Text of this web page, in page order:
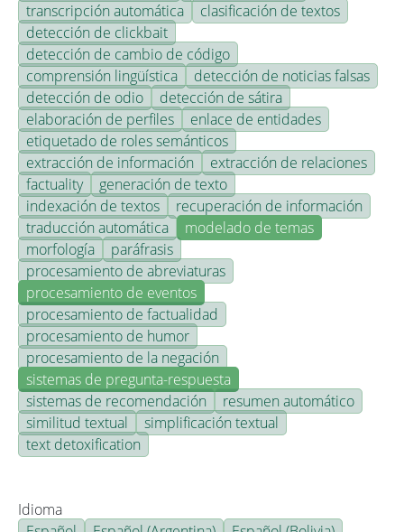
transcripción automática
clasificación de textos
detección de clickbait
detección de cambio de código
comprensión lingüística
detección de noticias falsas
detección de odio
detección de sátira
elaboración de perfiles
enlace de entidades
etiquetado de roles semánticos
extracción de información
extracción de relaciones
factuality
generación de texto
indexación de textos
recuperación de información
traducción automática
modelado de temas
morfología
paráfrasis
procesamiento de abreviaturas
procesamiento de eventos
procesamiento de factualidad
procesamiento de humor
procesamiento de la negación
sistemas de pregunta-respuesta
sistemas de recomendación
resumen automático
similitud textual
simplificación textual
text detoxification
Idioma